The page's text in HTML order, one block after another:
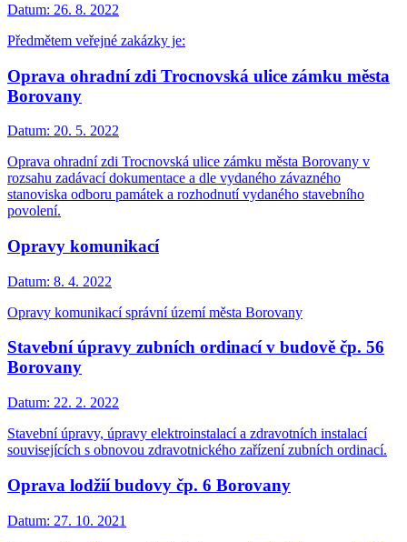
Datum: 26. 8. 2022
Předmětem veřejné zakázky je:
Oprava ohradní zdi Trocnovská ulice zámku města
Borovany
Datum: 20. 5. 2022
Oprava ohradní zdi Trocnovská ulice zámku města Borovany v
rozsahu zadávací dokumentace a dle vydaného závazného
stanoviska odboru památek a rozhodnutí vydaného stavebního
povolení.
Opravy komunikací
Datum: 8. 4. 2022
Opravy komunikací správní území města Borovany
Stavební úpravy zubních ordinací v budově čp. 56
Borovany
Datum: 22. 2. 2022
Stavební úpravy, úpravy elektroinstalací a zdravotních instalací
souvisejících s obnovou zdravotnického zařízení zubních ordinací.
Oprava lodžií budovy čp. 6 Borovany
Datum: 27. 10. 2021